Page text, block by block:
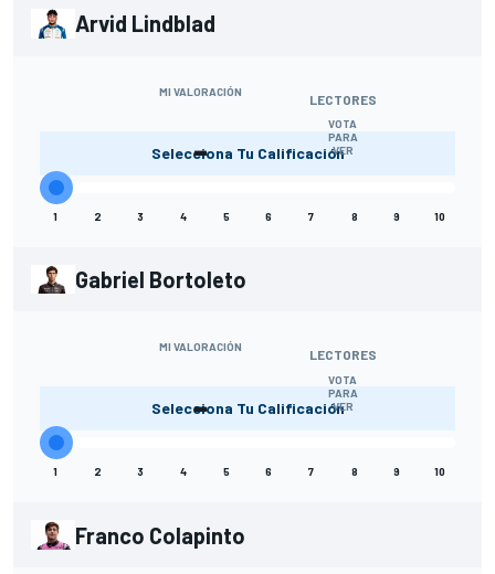
Arvid Lindblad
MI VALORACIÓN
-
LECTORES
VOTA
PARA
VER
Selecciona Tu Calificación
1 2 3 4 5 6 7 8 9 10
Gabriel Bortoleto
MI VALORACIÓN
-
LECTORES
VOTA
PARA
VER
Selecciona Tu Calificación
1 2 3 4 5 6 7 8 9 10
Franco Colapinto